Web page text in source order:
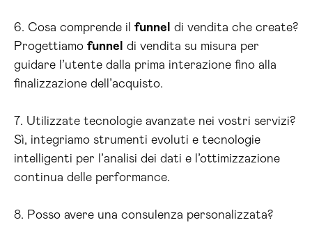
6. Cosa comprende il funnel
di vendita che create?
Progettiamo funnel
di vendita su misura per
guidare l’utente dalla prima interazione fino alla
finalizzazione dell’acquisto.
7. Utilizzate tecnologie avanzate nei vostri servizi?
Sì, integriamo strumenti evoluti e tecnologie
intelligenti per l’analisi dei dati e l’ottimizzazione
continua delle performance.
8. Posso avere una consulenza personalizzata?